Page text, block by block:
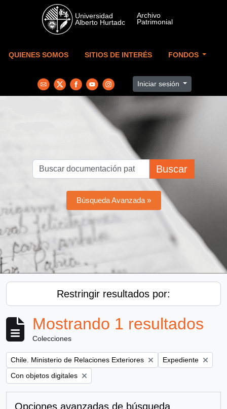
Skip to main content
QUIENES SOMOS SITIOS DE INTERÉS FONDOS
Iniciar sesión
Buscar
Búsqueda Avanzada »
Restringir resultados por:
Mostrando 1 resultados
Colecciones
Remove filter:
Chile. Ministerio de Relaciones Exteriores Remove filter:
Expediente
Remove filter:
Con objetos digitales
Opciones avanzadas de búsqueda